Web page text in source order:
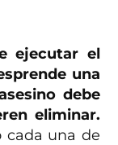
ejecutar el
una
debe
eliminar.
cada una de